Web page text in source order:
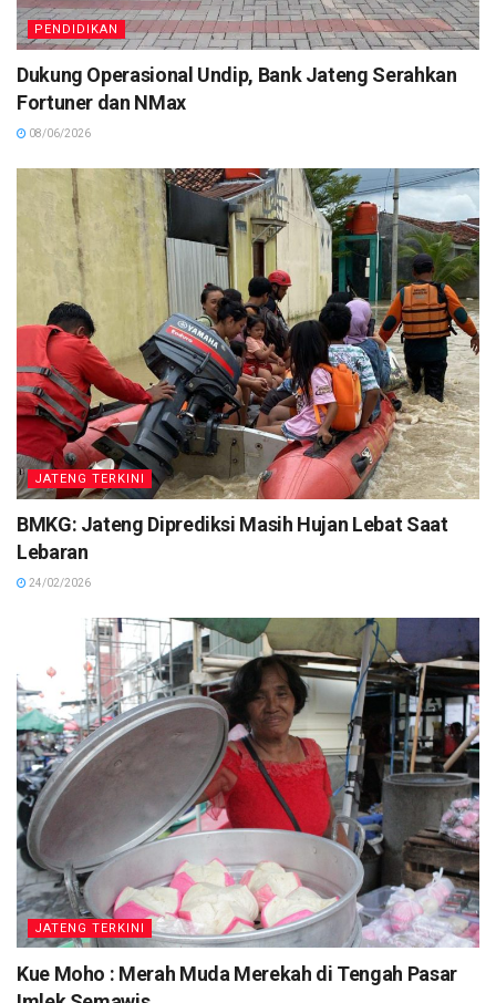
PENDIDIKAN
Dukung Operasional Undip, Bank Jateng Serahkan
Fortuner dan NMax
08/06/2026
JATENG TERKINI
BMKG: Jateng Diprediksi Masih Hujan Lebat Saat
Lebaran
24/02/2026
JATENG TERKINI
Kue Moho : Merah Muda Merekah di Tengah Pasar